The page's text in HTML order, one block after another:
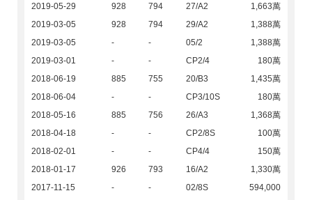
2019-05-29
928 794 27/A2
1,663萬
2019-03-05
928 794 29/A2
1,388萬
2019-03-05
- - 05/2
1,388萬
2019-03-01
- - CP2/4
180萬
2018-06-19
885 755 20/B3
1,435萬
2018-06-04
- - CP3/10S
180萬
2018-05-16
885 756 26/A3
1,368萬
2018-04-18
- - CP2/8S
100萬
2018-02-01
- - CP4/4
150萬
2018-01-17
926 793 16/A2
1,330萬
2017-11-15
- - 02/8S
594,000